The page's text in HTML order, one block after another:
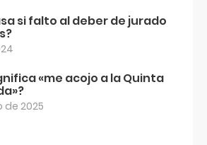
si falto al deber de jurado
«me acojo a la Quinta
de 2025